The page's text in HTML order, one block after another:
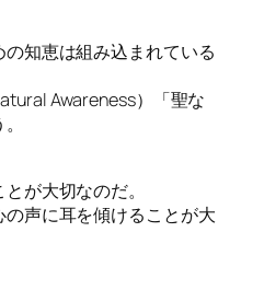
知恵は組み込まれている
Awareness）「聖な
が大切なのだ。
声に耳を傾けることが大